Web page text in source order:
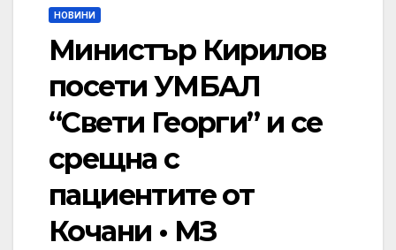
НОВИНИ
Министър Кирилов
посети УМБАЛ
“Свети Георги” и се
срещна с
пациентите от
Кочани • МЗ